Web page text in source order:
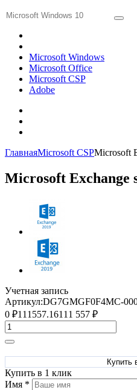
Microsoft Windows
Microsoft Office
Microsoft CSP
Adobe
ГлавнаяMicrosoft CSPMicrosoft
Microsoft Exchange
Учетная запись
Артикул:DG7GMGF0F4MC-
0 ₽111557.16111 557 ₽
Купить
Купить в 1 клик
Имя *